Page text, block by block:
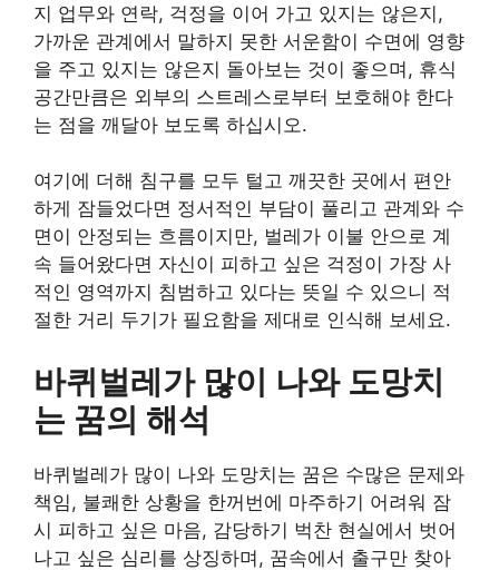
지 업무와 연락, 걱정을 이어 가고 있지는 않은지,
가까운 관계에서 말하지 못한 서운함이 수면에 영향
을 주고 있지는 않은지 돌아보는 것이 좋으며, 휴식
공간만큼은 외부의 스트레스로부터 보호해야 한다
는 점을 깨달아 보도록 하십시오.
여기에 더해 침구를 모두 털고 깨끗한 곳에서 편안
하게 잠들었다면 정서적인 부담이 풀리고 관계와 수
면이 안정되는 흐름이지만, 벌레가 이불 안으로 계
속 들어왔다면 자신이 피하고 싶은 걱정이 가장 사
적인 영역까지 침범하고 있다는 뜻일 수 있으니 적
절한 거리 두기가 필요함을 제대로 인식해 보세요.
바퀴벌레가 많이 나와 도망치
는 꿈의 해석
바퀴벌레가 많이 나와 도망치는 꿈은 수많은 문제와
책임, 불쾌한 상황을 한꺼번에 마주하기 어려워 잠
시 피하고 싶은 마음, 감당하기 벅찬 현실에서 벗어
나고 싶은 심리를 상징하며, 꿈속에서 출구만 찾아